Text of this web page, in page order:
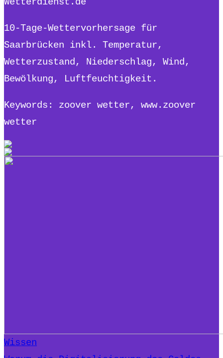
10-Tage-Wettervorhersage für
Saarbrücken inkl. Temperatur,
Wetterzustand, Niederschlag, Wind,
Bewölkung, Luftfeuchtigkeit.
Keywords: zoover wetter, www.zoover
wetter
Wissen